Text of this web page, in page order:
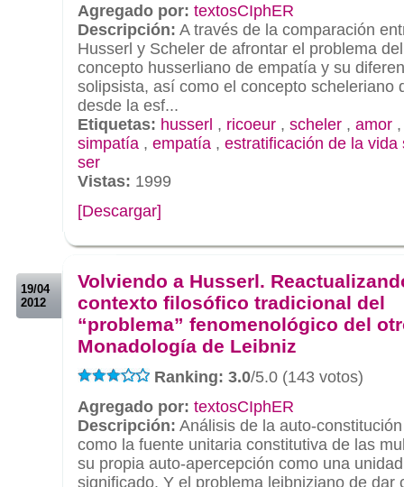
Agregado por: textosCIphER
Descripción: A través de la comparación
Husserl y Scheler de afrontar el problema
concepto husserliano de empatía y su
solipsista, así como el concepto scheleriano
desde la esf...
Etiquetas: husserl , ricoeur , scheler , amor
simpatía , empatía , estratificación de la vida
ser
Vistas: 1999
[Descargar]
19/04
2012
Volviendo a Husserl.
contexto filosófico tradicional del
“problema” fenomenológico del
Monadología de Leibniz
Ranking: 3.0/5.0 (143 votos)
Agregado por: textosCIphER
Descripción: Análisis de la auto-
como la fuente unitaria constitutiva de las
su propia auto-apercepción como una
significado. Y el problema leibniziano de dar